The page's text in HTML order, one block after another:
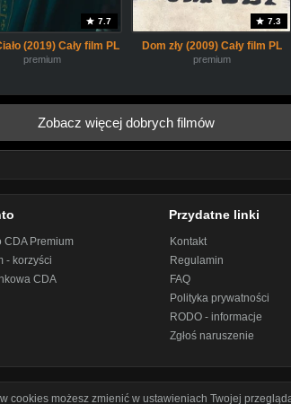
7.7
(2019) Cały film PL
premium
7.3
Dom zły (2009) Cały film PL
premium
Zobacz więcej dobrych filmów
CDA Premium
- korzyści
CDA
Przydatne linki
Kontakt
Regulamin
FAQ
Polityka prywatności
RODO - informacje
Zgłoś naruszenie
możesz zmienić w ustawieniach Twojej